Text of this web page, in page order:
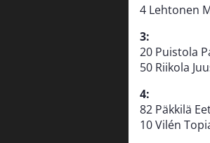
4 Lehtonen
3:
20 Puistola
50 Riikola
4:
82 Päkkilä
10 Vilén